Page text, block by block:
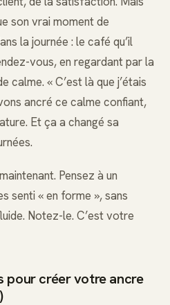
son vrai moment de
la journée : le café qu’il
vous, en regardant par la
calme. « C’est là que j’étais
ancré ce calme confiant,
Et ça a changé sa
Pensez à un
senti « en forme », sans
Notez-le. C’est votre
pour créer votre ancre